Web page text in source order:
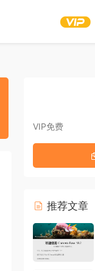
VIP免费
推荐文章